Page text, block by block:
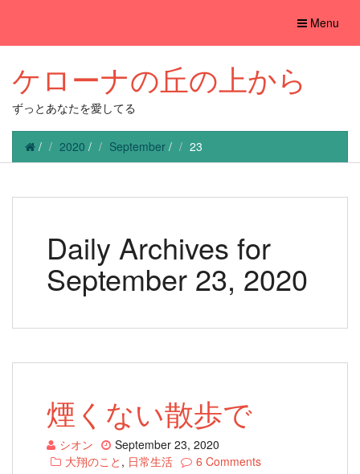
Toggle
Menu
ケローナの丘の上から
ずっとあなたを愛してる
/ 2020 / September / 23
Daily Archives for
September 23, 2020
煙くない散歩で
シオン
September 23, 2020
大翔のこと , 日常生活
6 Comments